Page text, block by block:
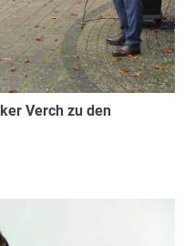
Verch zu den